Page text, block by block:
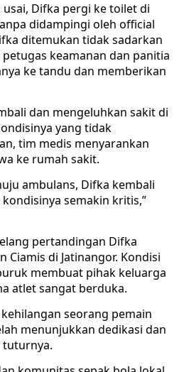
Difka pergi ke toilet di
didampingi oleh official
ditemukan tidak sadarkan
keamanan dan panitia
ke tandu dan memberikan
dan mengeluhkan sakit di
yang tidak
tim medis menyarankan
ke rumah sakit.
ambulans, Difka kembali
semakin kritis,”
pertandingan Difka
Ciamis di Jatinangor. Kondisi
membuat pihak keluarga
atlet sangat berduka.
kehilangan seorang pemain
menunjukkan dedikasi dan
tuturnya.